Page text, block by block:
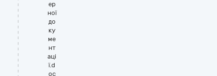
ер
ної
до
ку
ме
нт
аці
ї.d
oc